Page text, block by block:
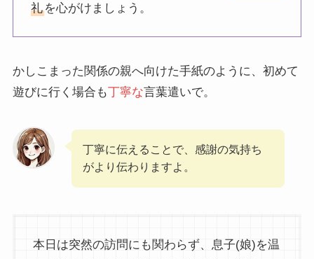
礼を心がけましょう。
かしこまった関係の親へ向けた手紙のように、初めて
遊びに行く場合も丁寧な言葉遣いで。
丁寧に伝えることで、感謝の気持ち
がより伝わりますよ。
本日は突然の訪問にも関わらず、息子(娘)を温